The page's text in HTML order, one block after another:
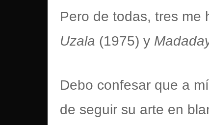
Pero de todas, tres me
Uzala (1975) y
Debo confesar que a
de seguir su arte en